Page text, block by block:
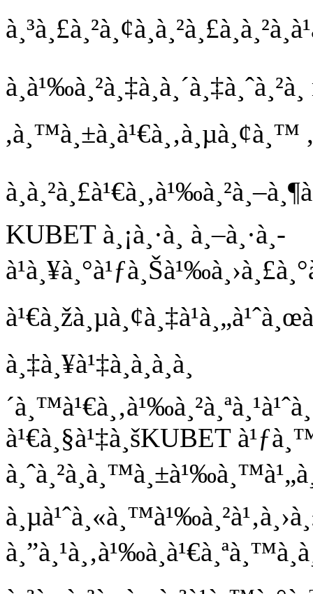
KUBET à¸¡à¸·à¸­ à¸–à¸·à¸­
à¸‡à¸¥à¹‡à¸­à¸à¸­à¸
à¹€à¸§à¹‡à¸šKUBET